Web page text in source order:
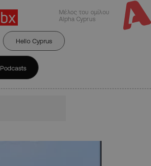
Μέλος του ομίλου
Alpha Cyprus
Hello Cyprus
Podcasts